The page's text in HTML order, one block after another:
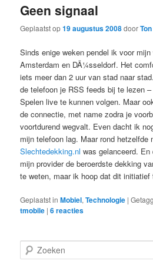
Geen signaal
Geplaatst op19 augustus 2008doorTon
Sinds enige weken pendel ik voor
Amsterdam en DÃ¼sseldorf. Het
iets meer dan 2 uur van stad naar
de telefoon je RSS feeds bij te lezen
Spelen live te kunnen volgen. Maar
de connectie, met name zodra je
voortdurend wegvalt. Even dacht ik
mijn telefoon lag. Maar rond
Slechtedekking.nlwas gelanceerd.
mijn provider de beroerdste dekking
te weten, maar ik hoop dat dit
Geplaatst in Mobiel,Technologie |
tmobile |6reacties
o